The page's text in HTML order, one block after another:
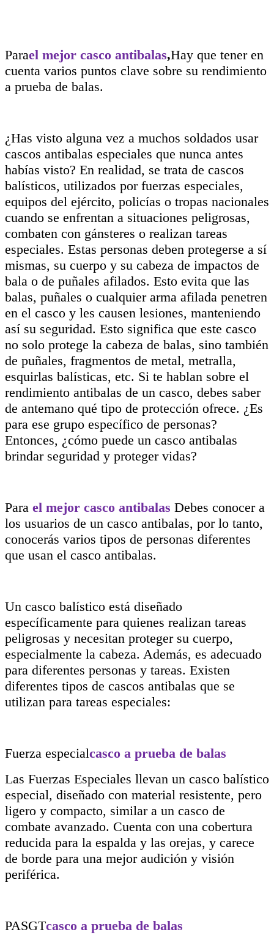
Parael mejor casco antibalas,Hay que tener en
cuenta varios puntos clave sobre su rendimiento
a prueba de balas.
¿Has visto alguna vez a muchos soldados usar
cascos antibalas especiales que nunca antes
habías visto? En realidad, se trata de cascos
balísticos, utilizados por fuerzas especiales,
equipos del ejército, policías o tropas nacionales
cuando se enfrentan a situaciones peligrosas,
combaten con gánsteres o realizan tareas
especiales. Estas personas deben protegerse a sí
mismas, su cuerpo y su cabeza de impactos de
bala o de puñales afilados. Esto evita que las
balas, puñales o cualquier arma afilada penetren
en el casco y les causen lesiones, manteniendo
así su seguridad. Esto significa que este casco
no solo protege la cabeza de balas, sino también
de puñales, fragmentos de metal, metralla,
esquirlas balísticas, etc. Si te hablan sobre el
rendimiento antibalas de un casco, debes saber
de antemano qué tipo de protección ofrece. ¿Es
para ese grupo específico de personas?
Entonces, ¿cómo puede un casco antibalas
brindar seguridad y proteger vidas?
Para el mejor casco antibalas Debes conocer a
los usuarios de un casco antibalas, por lo tanto,
conocerás varios tipos de personas diferentes
que usan el casco antibalas.
Un casco balístico está diseñado
específicamente para quienes realizan tareas
peligrosas y necesitan proteger su cuerpo,
especialmente la cabeza. Además, es adecuado
para diferentes personas y tareas. Existen
diferentes tipos de cascos antibalas que se
utilizan para tareas especiales:
Fuerza especialcasco a prueba de balas
Las Fuerzas Especiales llevan un casco balístico
especial, diseñado con material resistente, pero
ligero y compacto, similar a un casco de
combate avanzado. Cuenta con una cobertura
reducida para la espalda y las orejas, y carece
de borde para una mejor audición y visión
periférica.
PASGTcasco a prueba de balas